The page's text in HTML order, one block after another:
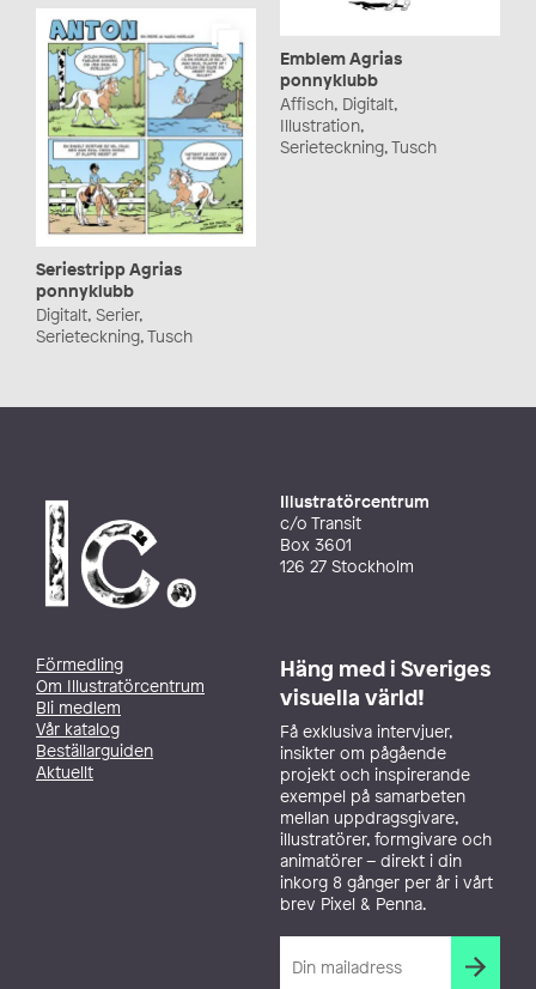
Emblem Agrias
ponnyklubb
Affisch, Digitalt,
Illustration,
Serieteckning, Tusch
Seriestripp Agrias
ponnyklubb
Digitalt, Serier,
Serieteckning, Tusch
Illustratörcentrum
c/o Transit
Box 3601
126 27 Stockholm
Förmedling
Om Illustratörcentrum
Bli medlem
Vår katalog
Beställarguiden
Aktuellt
Häng med i Sveriges
visuella värld!
Få exklusiva intervjuer,
insikter om pågående
projekt och inspirerande
exempel på samarbeten
mellan uppdragsgivare,
illustratörer, formgivare och
animatörer – direkt i din
inkorg 8 gånger per år i vårt
brev Pixel & Penna.